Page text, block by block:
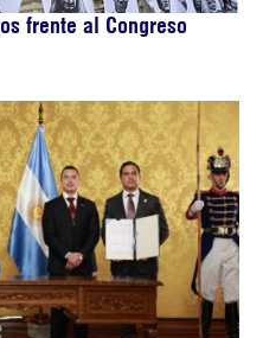
frente al Congreso